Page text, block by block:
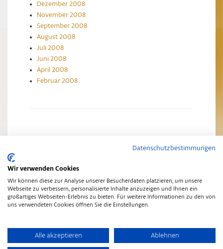
Dezember 2008
November 2008
September 2008
August 2008
Juli 2008
Juni 2008
April 2008
Februar 2008
Copyright © 2014 • Schwarz-Gold Aktuelles • Finch Theme
Datenschutzbestimmungen
Wir verwenden Cookies
Wir können diese zur Analyse unserer Besucherdaten platzieren, um unsere
Webseite zu verbessern, personalisierte Inhalte anzuzeigen und Ihnen ein
großartiges Webseiten-Erlebnis zu bieten. Für weitere Informationen zu den von
uns verwendeten Cookies öffnen Sie die Einstellungen.
Alle akzeptieren Ablehnen